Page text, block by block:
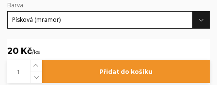
Barva
20 Kč/ks
Přidat do košíku